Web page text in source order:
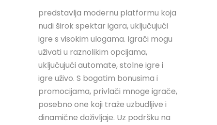
predstavlja modernu platformu koja
nudi širok spektar igara, uključujući
igre s visokim ulogama. Igrači mogu
uživati u raznolikim opcijama,
uključujući automate, stolne igre i
igre uživo. S bogatim bonusima i
promocijama, privlači mnoge igrače,
posebno one koji traže uzbudljive i
dinamične doživljaje. Uz podršku na